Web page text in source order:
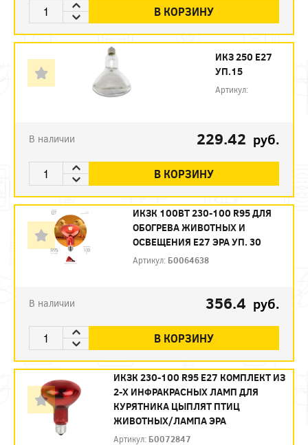
В КОРЗИНУ
ИКЗ 250 Е27
УП.15
Артикул:
В наличии 229.42 руб.
В КОРЗИНУ
ИКЗК 100ВТ 230-100 R95 ДЛЯ
ОБОГРЕВА ЖИВОТНЫХ И
ОСВЕЩЕНИЯ Е27 ЭРА УП. 30
Артикул: Б0064638
В наличии 356.4 руб.
В КОРЗИНУ
ИКЗК 230-100 R95 E27 КОМПЛЕКТ ИЗ
2-Х ИНФРАКРАСНЫХ ЛАМП ДЛЯ
КУРЯТНИКА ЦЫПЛЯТ ПТИЦ
ЖИВОТНЫХ/ЛАМПА ЭРА
Артикул: Б0072847